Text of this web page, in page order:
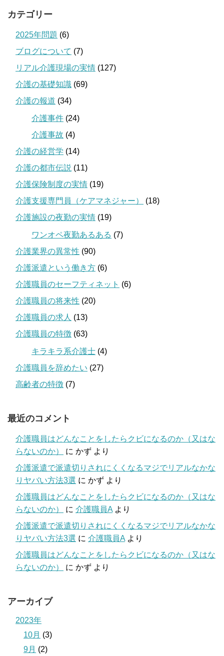
カテゴリー
2025年問題 (6)
ブログについて (7)
リアル介護現場の実情 (127)
介護の基礎知識 (69)
介護の報道 (34)
介護事件 (24)
介護事故 (4)
介護の経営学 (14)
介護の都市伝説 (11)
介護保険制度の実情 (19)
介護支援専門員（ケアマネジャー）
(18)
介護施設の夜勤の実情 (19)
ワンオペ夜勤あるある (7)
介護業界の異常性 (90)
介護派遣という働き方 (6)
介護職員のセーフティネット (6)
介護職員の将来性 (20)
介護職員の求人 (13)
介護職員の特徴 (63)
キラキラ系介護士 (4)
介護職員を辞めたい (27)
高齢者の特徴 (7)
最近のコメント
介護職員はどんなことをしたらクビになるのか（又はな
らないのか）
に かず より
介護派遣で派遣切りされにくくなるマジでリアルなかな
りヤバい方法3選 に かず より
介護職員はどんなことをしたらクビになるのか（又はな
らないのか）
に 介護職員A より
介護派遣で派遣切りされにくくなるマジでリアルなかな
りヤバい方法3選 に 介護職員A より
介護職員はどんなことをしたらクビになるのか（又はな
らないのか）
に かず より
アーカイブ
2023年
10月 (3)
9月 (2)